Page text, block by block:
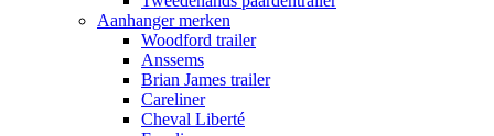
Aanhanger merken
Woodford trailer
Anssems
Brian James trailer
Careliner
Cheval Liberté